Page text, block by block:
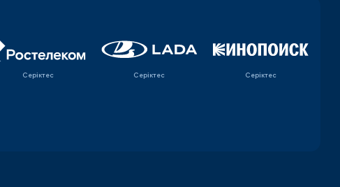
Серіктес Серіктес Серіктес